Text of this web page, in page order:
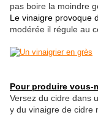
pas boire la moindre
Le vinaigre provoque
modérée il régule au
Pour produire vous-
Versez du cidre dans
y du vinaigre de cidre